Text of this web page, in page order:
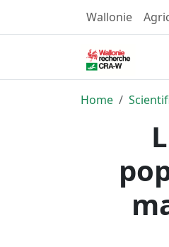
Wallonie
Home